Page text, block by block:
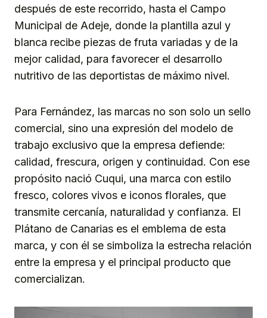
después de este recorrido, hasta el Campo
Municipal de Adeje, donde la plantilla azul y
blanca recibe piezas de fruta variadas y de la
mejor calidad, para favorecer el desarrollo
nutritivo de las deportistas de máximo nivel.
Para Fernández, las marcas no son solo un sello
comercial, sino una expresión del modelo de
trabajo exclusivo que la empresa defiende:
calidad, frescura, origen y continuidad. Con ese
propósito nació Cuqui, una marca con estilo
fresco, colores vivos e iconos florales, que
transmite cercanía, naturalidad y confianza. El
Plátano de Canarias es el emblema de esta
marca, y con él se simboliza la estrecha relación
entre la empresa y el principal producto que
comercializan.